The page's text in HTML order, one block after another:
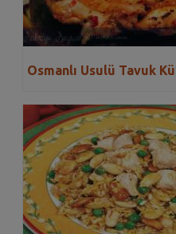
Osmanlı Usulü Tavuk